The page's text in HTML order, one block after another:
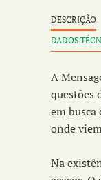
DESCRIÇÃO
DADOS
A
questões
em busca
onde
Na